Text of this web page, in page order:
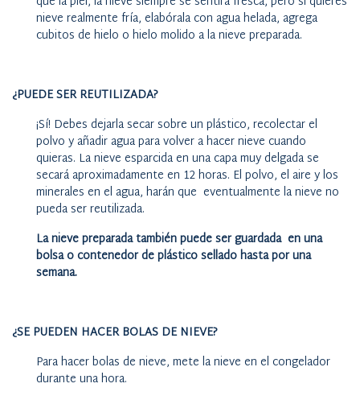
nieve realmente fría, elabórala con agua helada, agrega
cubitos de hielo o hielo molido a la nieve preparada.
¿PUEDE SER REUTILIZADA?
¡Sí! Debes dejarla secar sobre un plástico, recolectar el
polvo y añadir agua para volver a hacer nieve cuando
quieras. La nieve esparcida en una capa muy delgada se
secará aproximadamente en 12 horas. El polvo, el aire y los
minerales en el agua, harán que eventualmente la nieve no
pueda ser reutilizada.
La nieve preparada también puede ser guardada en una
bolsa o contenedor de plástico sellado hasta por una
semana.
¿SE PUEDEN HACER BOLAS DE NIEVE?
Para hacer bolas de nieve, mete la nieve en el congelador
durante una hora.